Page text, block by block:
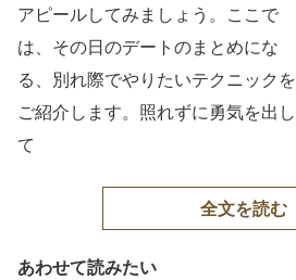
アピールしてみましょう。ここで
は、その日のデートのまとめにな
る、別れ際でやりたいテクニックを
ご紹介します。照れずに勇気を出し
て
全文を読む
あわせて読みたい